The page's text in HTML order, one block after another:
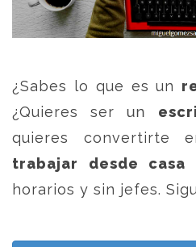
¿Sabes lo que es un
¿Quieres ser un
quieres convertirte
trabajar desde casa
horarios y sin jefes.